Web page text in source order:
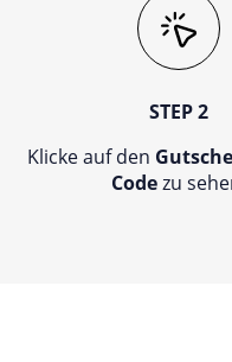
STEP 2
Klicke auf den
Codezu